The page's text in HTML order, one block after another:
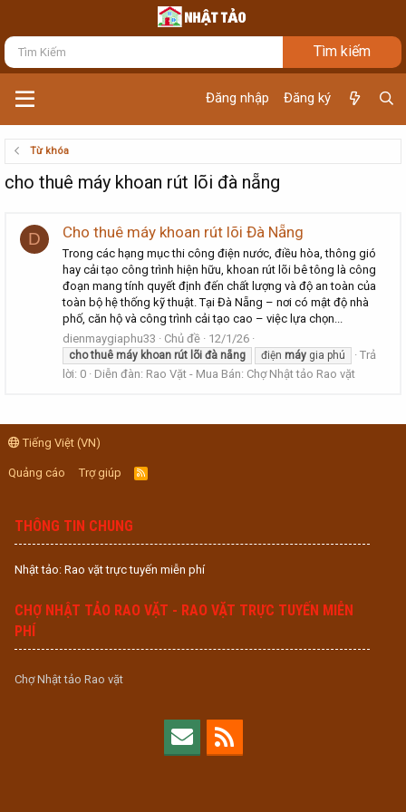
Đăng nhập Đăng ký
Từ khóa
cho thuê máy khoan rút lõi đà nẵng
D Cho thuê máy khoan rút lõi Đà Nẵng
Trong các hạng mục thi công điện nước, điều hòa, thông gió
hay cải tạo công trình hiện hữu, khoan rút lõi bê tông là công
đoạn mang tính quyết định đến chất lượng và độ an toàn của
toàn bộ hệ thống kỹ thuật. Tại Đà Nẵng – nơi có mật độ nhà
phố, căn hộ và công trình cải tạo cao – việc lựa chọn...
dienmaygiaphu33
Chủ đề 12/1/26
cho thuê máy khoan rút lõi đà nẵng điện máy gia phú
Trả
lời: 0
Diễn đàn: Rao Vặt - Mua Bán: Chợ Nhật tảo Rao vặt
Tiếng Việt (VN)
Quảng cáo Trợ giúp
R
S
THÔNG TIN CHUNG
Nhật tảo: Rao vặt trực tuyến miễn phí
CHỢ NHẬT TẢO RAO VẶT - RAO VẶT TRỰC TUYẾN MIỄN
PHÍ
Chợ Nhật tảo Rao vặt